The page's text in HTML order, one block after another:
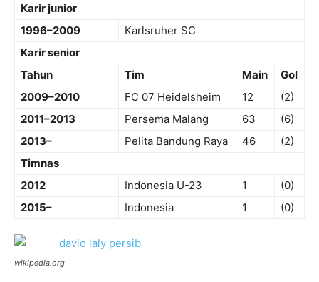
Karir junior
1996–2009
Karlsruher SC
Karir senior
Tahun
Tim Main
Gol
2009–2010
FC 07 Heidelsheim 12
(2)
2011–2013
Persema Malang 63
(6)
2013–
Pelita Bandung Raya 46
(2)
Timnas
2012
Indonesia U-23 1
(0)
2015–
Indonesia 1 (0)
wikipedia.org